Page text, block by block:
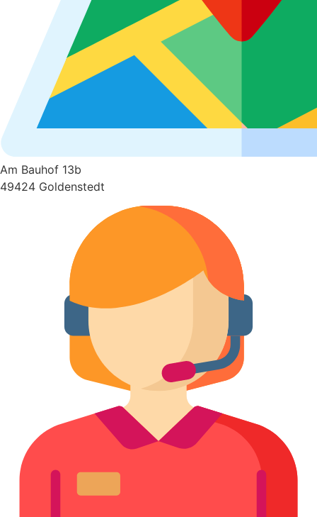
Am Bauhof 13b
49424 Goldenstedt